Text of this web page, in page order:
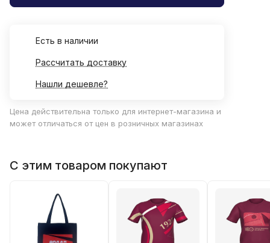
Есть в наличии
Рассчитать доставку
Нашли дешевле?
Цена действительна только для интернет-магазина и
может отличаться от цен в розничных магазинах
С этим товаром покупают